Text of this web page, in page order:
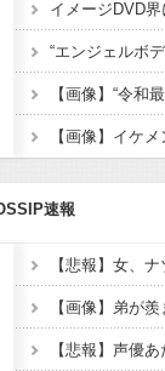
速報